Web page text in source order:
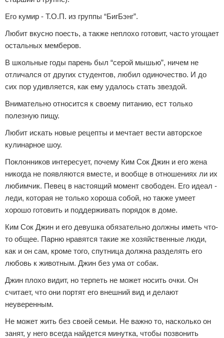
Его кумир - Т.О.П. из группы “БигБэнг”.
Любит вкусно поесть, а также неплохо готовит, часто угощает
остальных мемберов.
В школьные годы парень был “серой мышью”, ничем не
отличался от других студентов, любил одиночество. И до
сих пор удивляется, как ему удалось стать звездой.
Внимательно относится к своему питанию, ест только
полезную пищу.
Любит искать новые рецепты и мечтает вести авторское
кулинарное шоу.
Поклонников интересует, почему Ким Сок Джин и его жена
никогда не появляются вместе, и вообще в отношениях ли их
любимчик. Певец в настоящий момент свободен. Его идеал -
леди, которая не только хороша собой, но также умеет
хорошо готовить и поддерживать порядок в доме.
Ким Сок Джин и его девушка обязательно должны иметь что-
то общее. Парню нравятся такие же хозяйственные люди,
как и он сам, кроме того, спутница должна разделять его
любовь к животным. Джин без ума от собак.
Джин плохо видит, но терпеть не может носить очки. Он
считает, что они портят его внешний вид и делают
неуверенным.
Не может жить без своей семьи. Не важно то, насколько он
занят, у него всегда найдется минутка, чтобы позвонить